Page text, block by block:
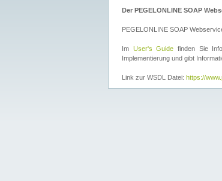
Der PEGELONLINE SOAP
PEGELONLINE SOAP
Im User's Guide finden Sie
Implementierung und gibt
Link zur WSDL Datei: https://